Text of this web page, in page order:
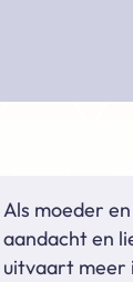
Als moeder
aandacht en
uitvaart meer